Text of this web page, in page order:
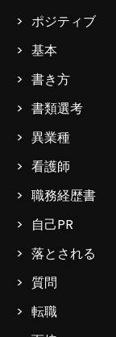
ポジティブ
基本
書き方
書類選考
異業種
看護師
職務経歴書
自己PR
落とされる
質問
転職